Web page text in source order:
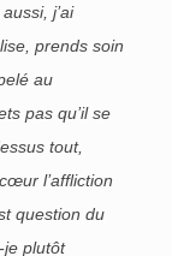
j’ai
prends soin
au
pas qu’il se
tout,
l’affliction
question du
je plutôt